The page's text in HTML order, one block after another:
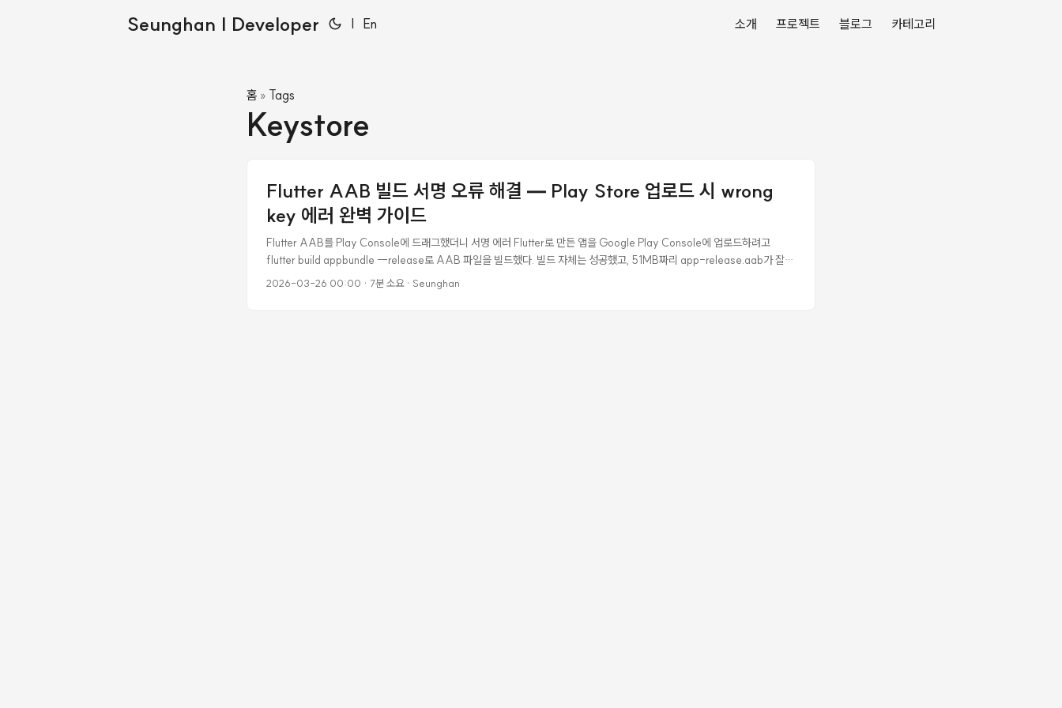
Seunghan | Developer | En 소개 프로젝트 블로그 카테고리
홈 » Tags
Keystore
Flutter AAB 빌드 서명 오류 해결 — Play Store 업로드 시 wrong
key 에러 완벽 가이드
Flutter AAB를 Play Console에 드래그했더니 서명 에러 Flutter로 만든 앱을 Google Play Console에 업로드하려고
flutter build appbundle --release로 AAB 파일을 빌드했다. 빌드 자체는 성공했고, 51MB짜리 app-release.aab가 잘
생성됐다. 자신만만하게 Play Console에 드래그 앤 드롭했는데, 이런 에러가 떴다. Android App Bundle이 잘못된 키로 서
2026-03-26 00:00 · 7분 소요· Seunghan